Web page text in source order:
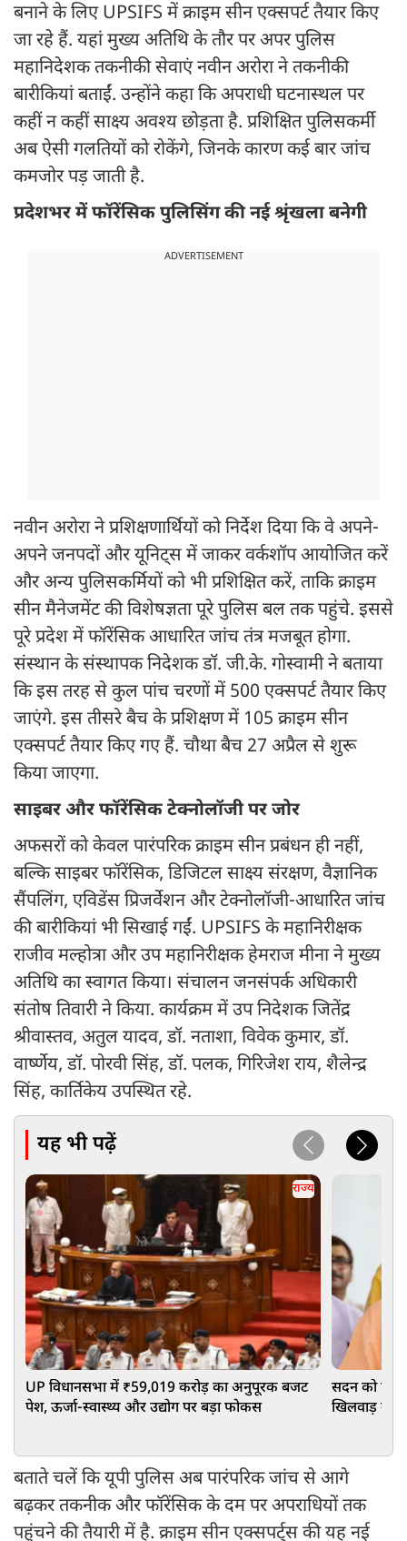
बनाने के लिए UPSIFS में क्राइम सीन एक्सपर्ट तैयार किए
जा रहे हैं. यहां मुख्य अतिथि के तौर पर अपर पुलिस
महानिदेशक तकनीकी सेवाएं नवीन अरोरा ने तकनीकी
बारीकियां बताईं. उन्होंने कहा कि अपराधी घटनास्थल पर
कहीं न कहीं साक्ष्य अवश्य छोड़ता है. प्रशिक्षित पुलिसकर्मी
अब ऐसी गलतियों को रोकेंगे, जिनके कारण कई बार जांच
कमजोर पड़ जाती है.
प्रदेशभर में फॉरेंसिक पुलिसिंग की नई श्रृंखला बनेगी
ADVERTISEMENT
नवीन अरोरा ने प्रशिक्षणार्थियों को निर्देश दिया कि वे अपने-
अपने जनपदों और यूनिट्स में जाकर वर्कशॉप आयोजित करें
और अन्य पुलिसकर्मियों को भी प्रशिक्षित करें, ताकि क्राइम
सीन मैनेजमेंट की विशेषज्ञता पूरे पुलिस बल तक पहुंचे. इससे
पूरे प्रदेश में फॉरेंसिक आधारित जांच तंत्र मजबूत होगा.
संस्थान के संस्थापक निदेशक डॉ. जी.के. गोस्वामी ने बताया
कि इस तरह से कुल पांच चरणों में 500 एक्सपर्ट तैयार किए
जाएंगे. इस तीसरे बैच के प्रशिक्षण में 105 क्राइम सीन
एक्सपर्ट तैयार किए गए हैं. चौथा बैच 27 अप्रैल से शुरू
किया जाएगा.
साइबर और फॉरेंसिक टेक्नोलॉजी पर जोर
अफसरों को केवल पारंपरिक क्राइम सीन प्रबंधन ही नहीं,
बल्कि साइबर फॉरेंसिक, डिजिटल साक्ष्य संरक्षण, वैज्ञानिक
सैंपलिंग, एविडेंस प्रिजर्वेशन और टेक्नोलॉजी-आधारित जांच
की बारीकियां भी सिखाई गईं. UPSIFS के महानिरीक्षक
राजीव मल्होत्रा और उप महानिरीक्षक हेमराज मीना ने मुख्य
अतिथि का स्वागत किया। संचालन जनसंपर्क अधिकारी
संतोष तिवारी ने किया. कार्यक्रम में उप निदेशक जितेंद्र
श्रीवास्तव, अतुल यादव, डॉ. नताशा, विवेक कुमार, डॉ.
वार्ष्णेय, डॉ. पोरवी सिंह, डॉ. पलक, गिरिजेश राय, शैलेन्द्र
सिंह, कार्तिकेय उपस्थित रहे.
यह भी पढ़ें
राज्य
UP विधानसभा में ₹59,019 करोड़ का अनुपूरक बजट
पेश, ऊर्जा-स्वास्थ्य और उद्योग पर बड़ा फोकस
सदन को
खिलवाड़ कर
बताते चलें कि यूपी पुलिस अब पारंपरिक जांच से आगे
बढ़कर तकनीक और फॉरेंसिक के दम पर अपराधियों तक
पहुंचने की तैयारी में है. क्राइम सीन एक्सपर्ट्स की यह नई